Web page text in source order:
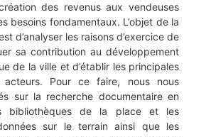
des revenus aux vendeuses
besoins fondamentaux. L’objet de la
d’analyser les raisons d’exercice de
sa contribution au développement
de la ville et d’établir les principales
acteurs. Pour ce faire, nous nous
sur la recherche documentaire en
bibliothèques de la place et les
sur le terrain ainsi que les